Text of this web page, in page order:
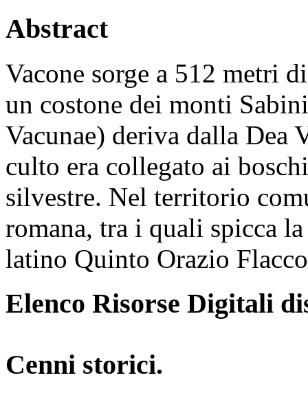
Abstract
Vacone sorge a 512 metri
un costone dei monti
Vacunae) deriva dalla Dea
culto era collegato ai
silvestre. Nel territorio
romana, tra i quali spicca
latino Quinto Orazio
Elenco Risorse Digitali
Cenni storici.